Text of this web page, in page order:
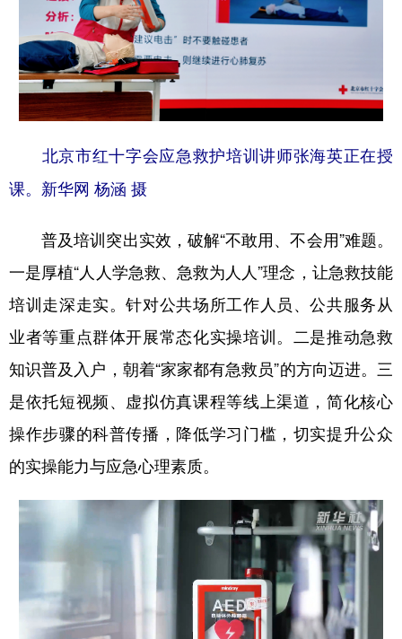
北京市红十字会应急救护培训讲师张海英正在授
课。新华网 杨涵 摄
普及培训突出实效，破解“不敢用、不会用”难题。
一是厚植“人人学急救、急救为人人”理念，让急救技能
培训走深走实。针对公共场所工作人员、公共服务从
业者等重点群体开展常态化实操培训。二是推动急救
知识普及入户，朝着“家家都有急救员”的方向迈进。三
是依托短视频、虚拟仿真课程等线上渠道，简化核心
操作步骤的科普传播，降低学习门槛，切实提升公众
的实操能力与应急心理素质。